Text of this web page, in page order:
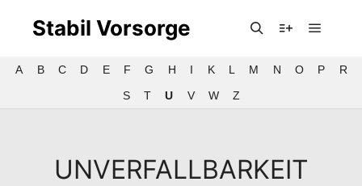
Stabil Vorsorge
A B C D E F G H I K L M N O P
R
S
T U V W Z
UNVERFALLBARKEIT